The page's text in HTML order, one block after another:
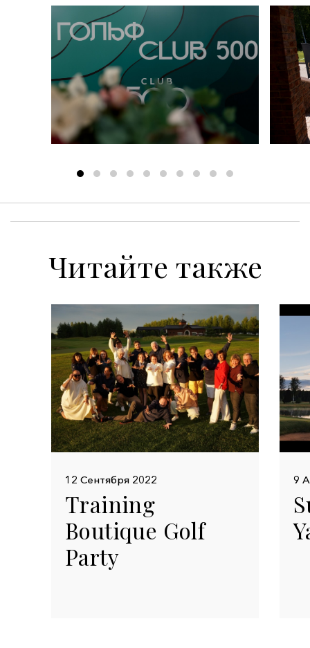
Читайте также
12 Сентября 2022
Training
Boutique Golf
Party
9